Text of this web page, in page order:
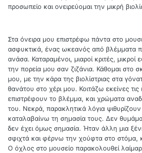
προσωπείο και ονειρεύομαι την μικρή
Στα όνειρα μου επιστρέφω πάντα στο
ασφυκτικά, ένας ωκεανός από βλέμματα
ανάσα. Καταραμένοι, μιαροί κριτές, μικροί
την πορεία μου σαν ζιζάνια. Κάθομαι στο
μου, με την κάρα της βιολίστριας στα
θανάτου στο χέρι μου. Κοιτάζω εκείνες
επιστρέφουν το βλέμμα, και χρώματα
του. Νεκρά, παρακλητικά λόγια
καταλαβαίνω τη σημασία τους. Δεν
δεν έχει όμως σημασία. Ήταν άλλη μια
σφιχτά και φέρνω την χούφτα στο στόμα,
Ο όχλος στο μουσείο παρακολουθεί